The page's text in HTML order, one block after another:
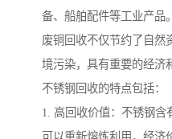
备、船舶配件等工业产品。
废铜回收不仅节约了自然
境污染，具有重要的经济
不锈钢回收的特点包括：
1. 高回收价值：不锈钢含